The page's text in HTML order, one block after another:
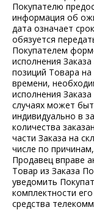
Покупателю
информация об
дата означает
обязуется
Покупателем
исполнения
позиций Товара
времени,
исполнения
случаях может
индивидуально в
количества
части Заказа на
числе по
Продавец вправе
Товар из Заказа
уведомить
комплектности
средства